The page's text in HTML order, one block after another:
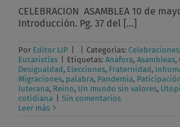
CELEBRACION ASAMBLEA 10 de
Introducción. Pg. 37 del [...]
Por Editor LIP Categorías: Celebraciones
Eucaristías
Etiquetas: Anafora, Asambleas,
Desigualdad, Elecciones, Fraternidad,
Migraciones, palabra, Pandemia,
luterana, Reino, Un mundo sin valores,
cotidiana
Sin comentarios
Leer más